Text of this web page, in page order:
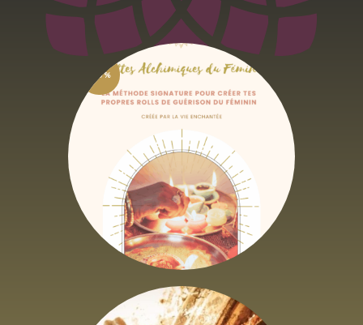
-50%
Recettes Alchimiques
62 € HTVA + 21% de TVA